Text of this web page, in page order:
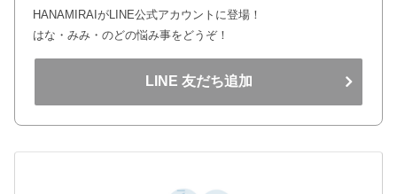
HANAMIRAIがLINE公式アカウントに登場！
はな・みみ・のどの悩み事をどうぞ！
LINE 友だち追加